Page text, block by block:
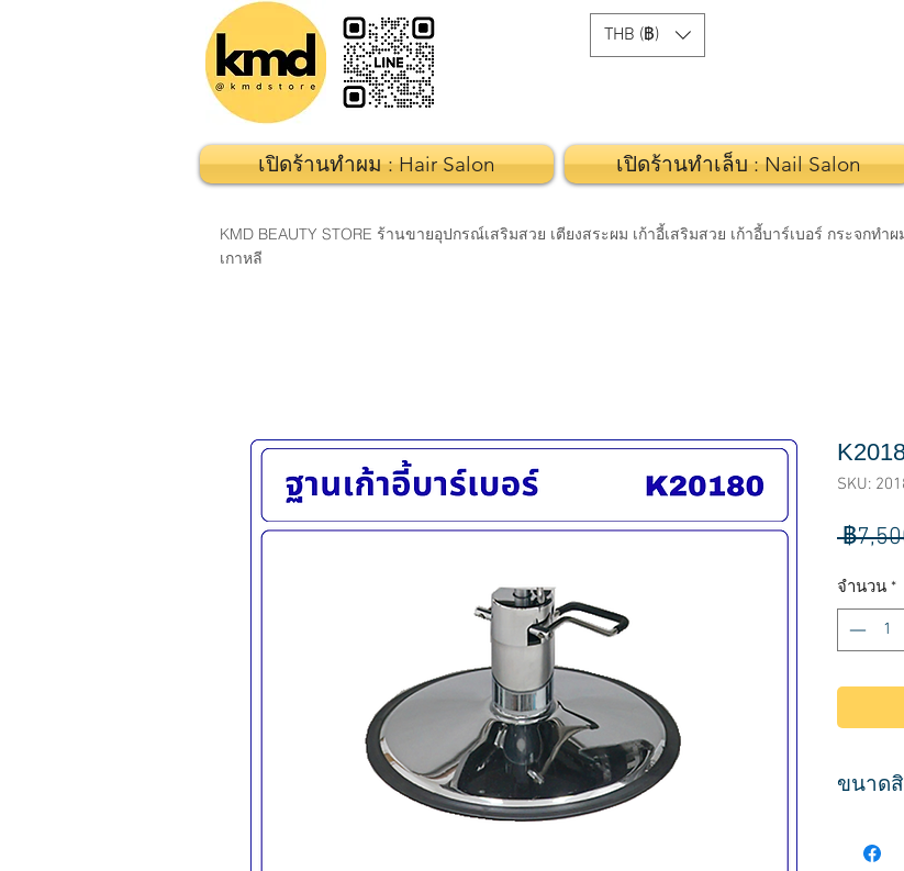
THB (฿)
เปิดร้านทำผม : Hair Salon เปิดร้านทำเล็บ : Nail Salon
KMD BEAUTY STORE ร้านขายอุปกรณ์เสริมสวย เตียงสระผม เก้าอี้เสริมสวย เก้าอี้บาร์เบอร์ กระจก
เกาหลี
SKU:
฿
จำนวน *
ขนาด